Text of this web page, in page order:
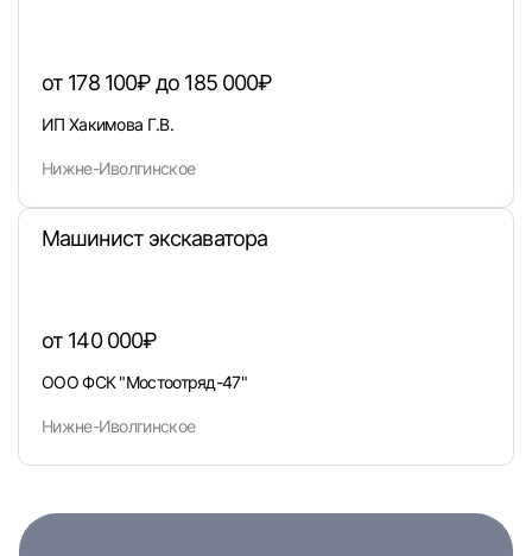
Вход по коду
от 178 100₽ до 185 000₽
ИП Хакимова Г.В.
Нижне-Иволгинское
Машинист экскаватора
от 140 000₽
ООО ФСК "Мостоотряд-47"
Нижне-Иволгинское